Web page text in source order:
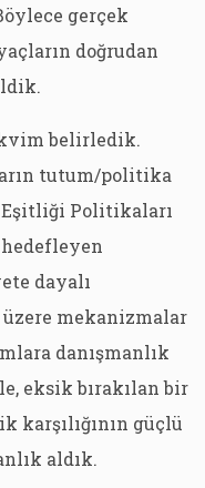
gerçek
doğrudan
belirledik.
tutum/politika
Politikaları
dayalı
mekanizmalar
danışmanlık
eksik bırakılan bir
karşılığının güçlü
aldık.